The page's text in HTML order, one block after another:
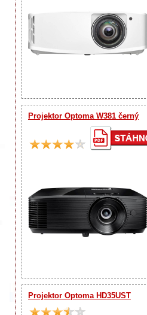
Projektor Optoma W381 černý
Projektor Optoma HD35UST